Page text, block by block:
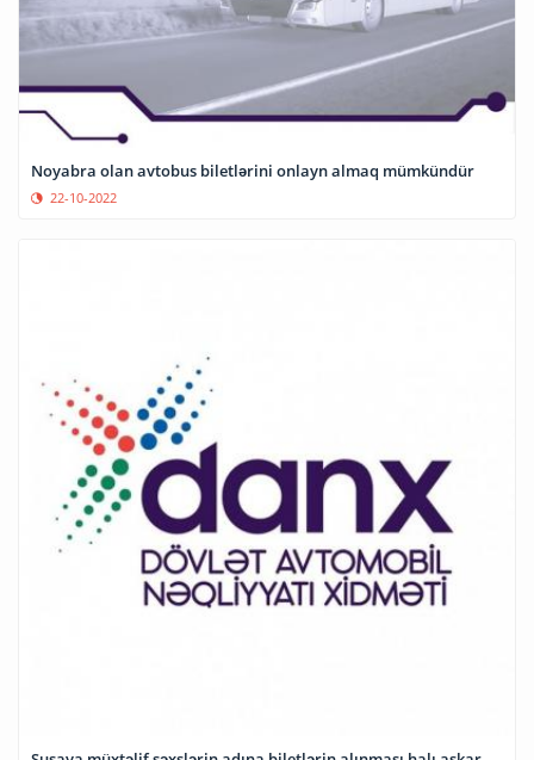
Noyabra olan avtobus biletlərini onlayn almaq mümkündür
22-10-2022